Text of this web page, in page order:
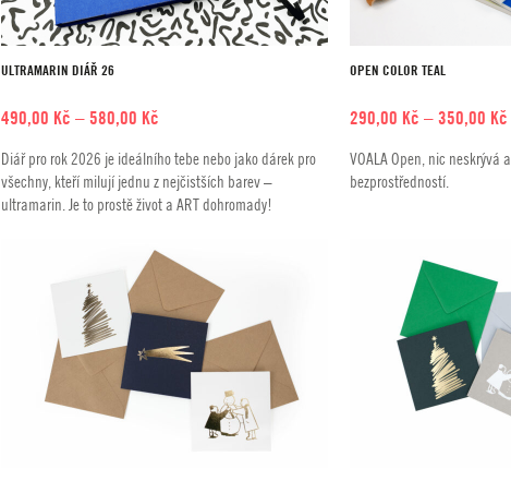
ULTRAMARIN DIÁŘ 26
490,00 Kč –580,00 Kč
490,00 Kč
až
Diář pro rok 2026 je ideálního tebe nebo jako dárek pro
všechny, kteří milují jednu z nejčistších barev –
ultramarin. Je to prostě život a ART dohromady!
OPEN COLOR TEAL
290,00 Kč –350,00 Kč
VOALA Open, nic neskrývá
bezprostředností.